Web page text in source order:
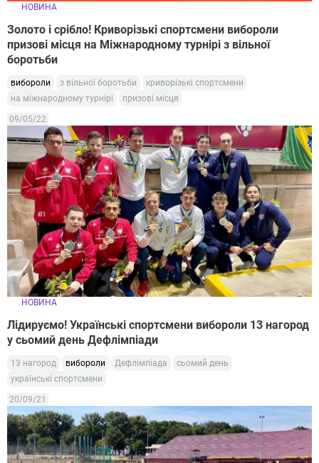
НОВИНА
Золото і срібло! Криворізькі спортсмени вибороли
призові місця на Міжнародному турнірі з вільної
боротьби
вибороли з вільної боротьби
криворізькі спортсмени
на міжнародному турнірі
призові місця
09/05/22
НОВИНА
Лідируємо! Українські спортсмени вибороли 13 нагород
у сьомий день Дефлімпіади
13 нагород вибороли Дефлімпіада
сьомий день
українські спортсмени
20/09/21